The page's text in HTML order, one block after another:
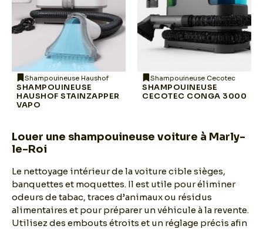
Shampouineuse Haushof
SHAMPOUINEUSE
HAUSHOF STAINZAPPER
VAPO
Shampouineuse Cecotec
SHAMPOUINEUSE
CECOTEC CONGA 3000
Louer une shampouineuse voiture à Marly-
le-Roi
Le nettoyage intérieur de la voiture cible sièges,
banquettes et moquettes. Il est utile pour éliminer
odeurs de tabac, traces d’animaux ou résidus
alimentaires et pour préparer un véhicule à la revente.
Utilisez des embouts étroits et un réglage précis afin